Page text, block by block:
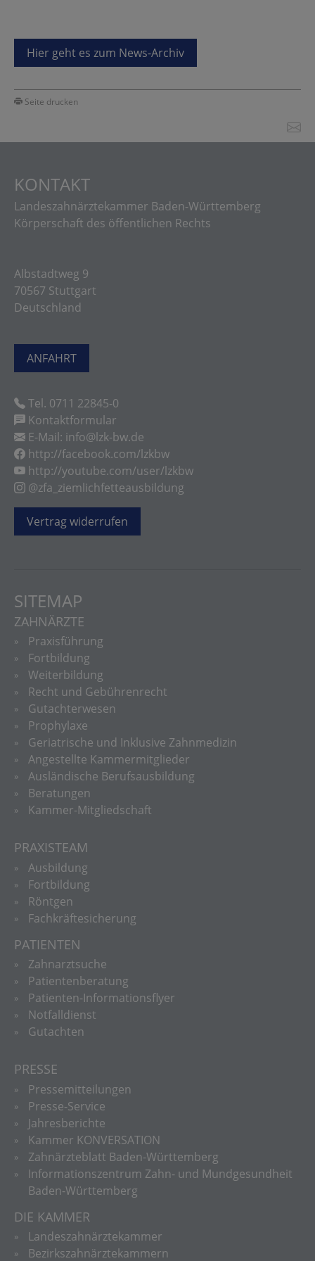
Hier geht es zum News-Archiv
Seite drucken
KONTAKT
Landeszahnärztekammer Baden-Württemberg
Körperschaft des öffentlichen Rechts
Albstadtweg 9
70567 Stuttgart
Deutschland
ANFAHRT
Tel. 0711 22845-0
Kontaktformular
E-Mail: info@lzk-bw.de
http://facebook.com/lzkbw
http://youtube.com/user/lzkbw
@zfa_ziemlichfetteausbildung
Vertrag widerrufen
SITEMAP
ZAHNÄRZTE
Praxisführung
Fortbildung
Weiterbildung
Recht und Gebührenrecht
Gutachterwesen
Prophylaxe
Geriatrische und Inklusive Zahnmedizin
Angestellte Kammermitglieder
Ausländische Berufsausbildung
Beratungen
Kammer-Mitgliedschaft
PRAXISTEAM
Ausbildung
Fortbildung
Röntgen
Fachkräftesicherung
PATIENTEN
Zahnarztsuche
Patientenberatung
Patienten-Informationsflyer
Notfalldienst
Gutachten
PRESSE
Pressemitteilungen
Presse-Service
Jahresberichte
Kammer KONVERSATION
Zahnärzteblatt Baden-Württemberg
Informationszentrum Zahn- und Mundgesundheit
Baden-Württemberg
DIE KAMMER
Landeszahnärztekammer
Bezirkszahnärztekammern